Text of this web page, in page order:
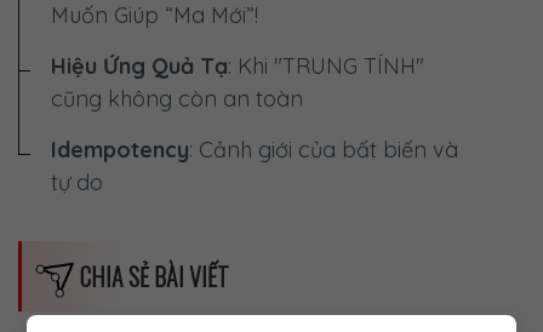
Muốn Giúp “Ma Mới”!
Hiệu Ứng Quả Tạ: Khi "TRUNG TÍNH"
cũng không còn an toàn
Idempotency: Cảnh giới của bất biến và
tự do
CHIA SẺ BÀI VIẾT